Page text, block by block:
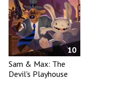
10
Sam & Max: The
Devil's Playhouse